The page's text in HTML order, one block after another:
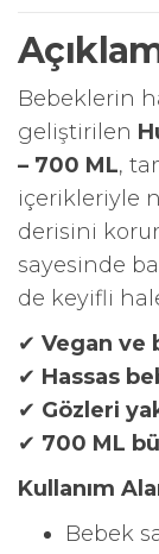
Bebeklerin
geliştirilen
– 700 ML,
içerikleriyle
derisini
sayesinde
de keyifli
✔ Vegan ve
✔ Hassas
✔ Gözleri
✔ 700 ML
Kullanım
Bebek